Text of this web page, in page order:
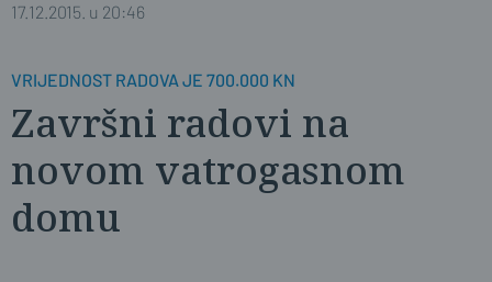
17.12.2015. u 20:46
VRIJEDNOST RADOVA JE 700.000 KN
Završni radovi na
novom vatrogasnom
domu